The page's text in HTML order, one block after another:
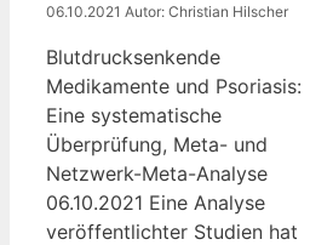
06.10.2021 Autor: Christian Hilscher
Blutdrucksenkende
Medikamente und Psoriasis:
Eine systematische
Überprüfung, Meta- und
Netzwerk-Meta-Analyse
06.10.2021 Eine Analyse
veröffentlichter Studien hat